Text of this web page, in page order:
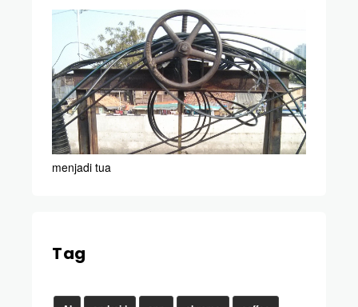
menjadi tua
Tag